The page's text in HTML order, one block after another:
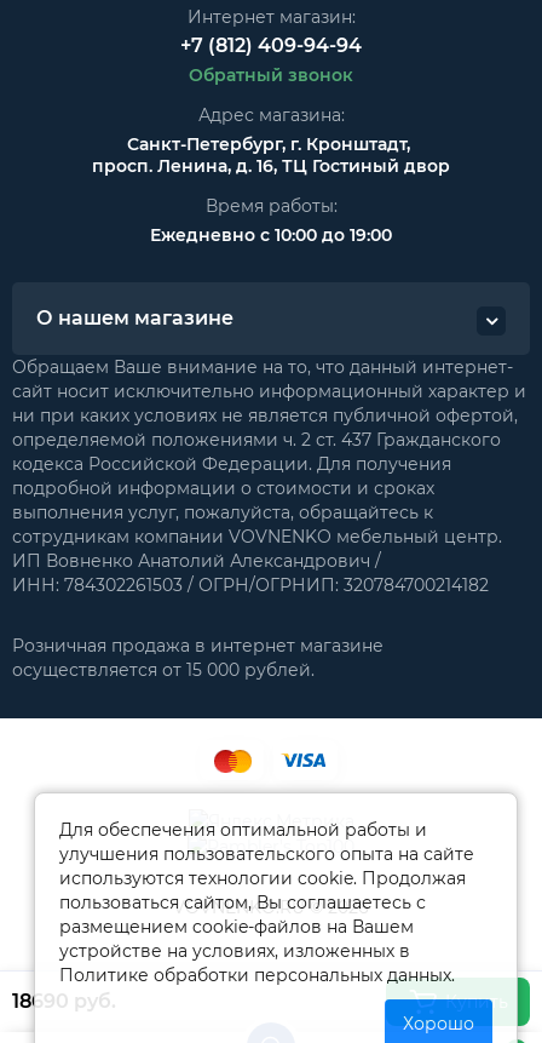
18690 руб. Купить
Интернет магазин:
+7 (812) 409-94-94
Обратный звонок
Адрес магазина:
Санкт-Петербург, г. Кронштадт,
просп. Ленина, д. 16, ТЦ Гостиный двор
Время работы:
Ежедневно с 10:00 до 19:00
О нашем магазине
Обращаем Ваше внимание на то, что данный интернет-
сайт носит исключительно информационный характер и
ни при каких условиях не является публичной офертой,
определяемой положениями ч. 2 ст. 437 Гражданского
кодекса Российской Федерации. Для получения
подробной информации о стоимости и сроках
выполнения услуг, пожалуйста, обращайтесь к
сотрудникам компании VOVNENKO мебельный центр.
ИП Вовненко Анатолий Александрович /
ИНН: 784302261503 / ОГРН/ОГРНИП: 320784700214182
Розничная продажа в интернет магазине
осуществляется от 15 000 рублей.
VOVNENKO.RU © 2026
Для обеспечения оптимальной работы и
улучшения пользовательского опыта на сайте
используются технологии cookie. Продолжая
пользоваться сайтом, Вы соглашаетесь с
размещением cookie-файлов на Вашем
устройстве на условиях, изложенных в
Политике обработки персональных данных.
Хорошо